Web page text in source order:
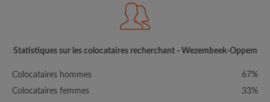
Statistiques sur les colocataires recherchant - Wezembeek-Oppem
Colocataires hommes
67%
Colocataires femmes
33%